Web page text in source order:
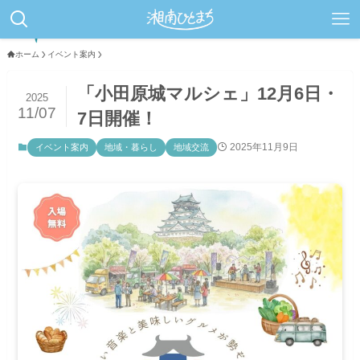
ホーム イベント案内
「小田原城マルシェ」12月6日・
7日開催！
2025
11/07
イベント案内 地域・暮らし 地域交流 2025年11月9日